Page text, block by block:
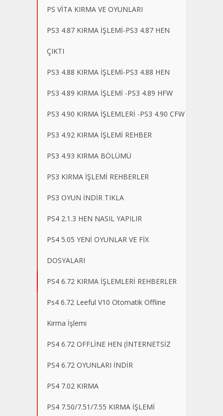
PS VİTA KIRMA VE OYUNLARI
PS3 4.87 KIRMA İŞLEMİ-PS3 4.87 HEN
ÇIKTI
PS3 4.88 KIRMA İŞLEMİ-PS3 4.88 HEN
PS3 4.89 KIRMA İŞLEMİ -PS3 4.89 HFW
PS3 4.90 KIRMA İŞLEMLERİ -PS3 4.90 CFW
PS3 4.92 KIRMA İŞLEMİ REHBER
PS3 4.93 KIRMA BÖLÜMÜ
PS3 KIRMA İŞLEMİ REHBERLER
PS3 OYUN İNDİR TIKLA
PS4 2.1.3 HEN NASIL YAPILIR
PS4 5.05 YENİ OYUNLAR VE FİX
DOSYALARI
PS4 6.72 KIRMA İŞLEMLERİ REHBERLER
Ps4 6.72 Leeful V10 Otomatik Offline
Kırma İşlemi
PS4 6.72 OFFLİNE HEN (İNTERNETSİZ
PS4 6.72 OYUNLARI İNDİR
PS4 7.02 KIRMA
PS4 7.50/7.51/7.55 KIRMA İŞLEMİ